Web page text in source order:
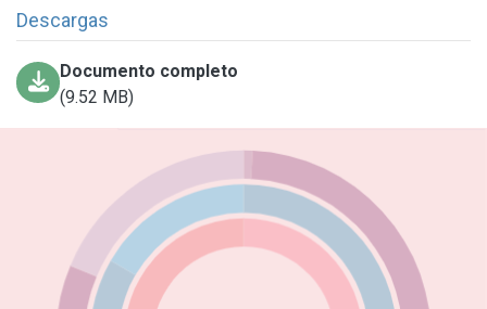
Descargas
Documento completo
(9.52 MB)